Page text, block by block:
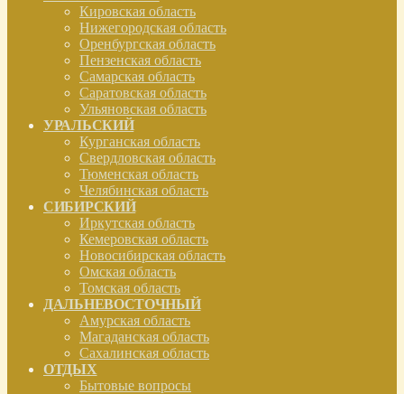
Кировская область
Нижегородская область
Оренбургская область
Пензенская область
Самарская область
Саратовская область
Ульяновская область
УРАЛЬСКИЙ
Курганская область
Свердловская область
Тюменская область
Челябинская область
СИБИРСКИЙ
Иркутская область
Кемеровская область
Новосибирская область
Омская область
Томская область
ДАЛЬНЕВОСТОЧНЫЙ
Амурская область
Магаданская область
Сахалинская область
ОТДЫХ
Бытовые вопросы